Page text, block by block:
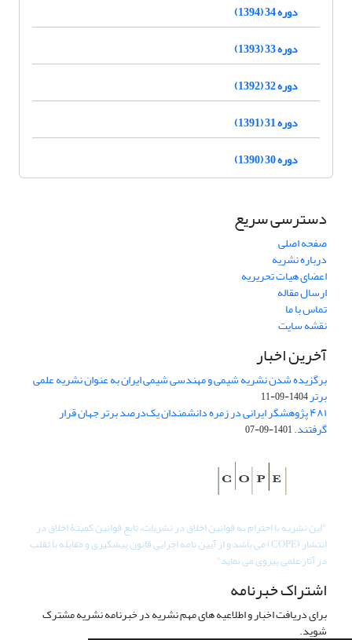
دوره 34 (1394)
دوره 33 (1393)
دوره 32 (1392)
دوره 31 (1391)
دوره 30 (1390)
دسترسی سریع
صفحه اصلی
درباره نشریه
اعضای هیات تحریریه
ارسال مقاله
تماس با ما
نقشه سایت
آخرین اخبار
برگزیده شدن نشریه شیمی و مهندسی شیمی ایران به عنوان نشریه علمی
برتر1404-09-11
۴۸۱ پژوهشگر ایرانی در زمره دانشمندان یک‌درصد برتر جهان قرار
گرفتند.1401-09-07
"این نشریه با احترام به قوانین اخلاق در نشریات، تابع قوانین کمیتۀ اخلاق در
انتشار (COPE) می باشد و از آیین نامه اجرایی قانون پیشگیری و مقابله با تقلب
در آثار علمی پیروی می نماید".
اشتراک خبرنامه
برای دریافت اخبار و اطلاعیه های مهم نشریه در خبرنامه نشریه مشترک
شوید.